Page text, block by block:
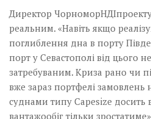
Директор
реальним. «Навіть якщо
поглиблення дна в порту
порт у Севастополі від цього
затребуваним. Криза рано чи
вже зараз портфелі замовлень
суднами типу Capesize досить
вантажообіг тільки